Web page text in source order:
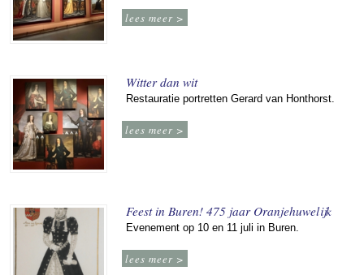
lees meer >
Witter dan wit
Restauratie portretten Gerard van Honthorst.
lees meer >
Feest in Buren! 475 jaar Oranjehuwelijk
Evenement op 10 en 11 juli in Buren.
lees meer >